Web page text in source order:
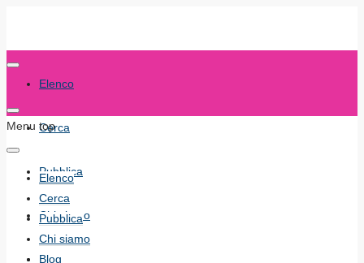
Elenco
Cerca
Pubblica
Chi siamo
Blog
Menu top
Elenco
Cerca
Pubblica
Chi siamo
Blog